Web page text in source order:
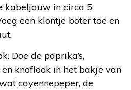
kabeljauw in circa 5
een klontje boter toe en
Doe de paprika’s,
knoflook in het bakje van
cayennepeper, de